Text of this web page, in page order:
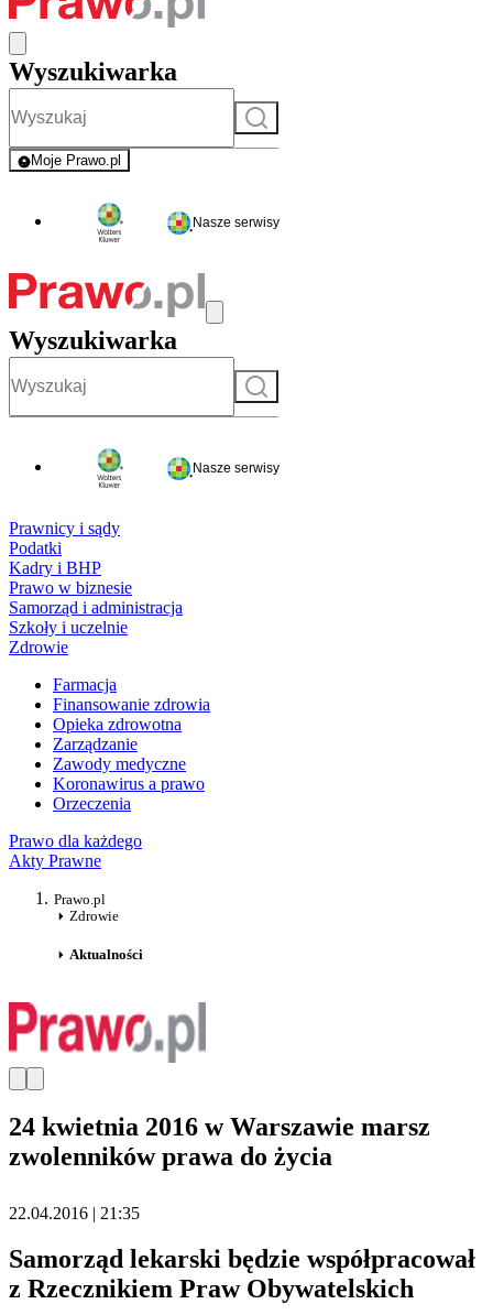
Wyszukiwarka
Szukaj
Moje Prawo.pl
- rejestracja i logowanie do serwisu
Nasze serwisy
Wyszukiwarka
Szukaj
Nasze serwisy
Prawnicy i sądy
Podatki
Kadry i BHP
Prawo w biznesie
Samorząd i administracja
Szkoły i uczelnie
Zdrowie
Farmacja
Finansowanie zdrowia
Opieka zdrowotna
Zarządzanie
Zawody medyczne
Koronawirus a prawo
Orzeczenia
Prawo dla każdego
Akty Prawne
Prawo.pl
Zdrowie
Aktualności
24 kwietnia 2016 w Warszawie marsz
zwolenników prawa do życia
22.04.2016 | 21:35
Samorząd lekarski będzie współpracował
z Rzecznikiem Praw Obywatelskich